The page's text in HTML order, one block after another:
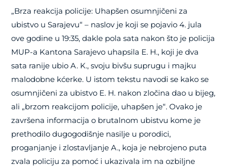
„Brza reakcija policije: Uhapšen osumnjičeni za
ubistvo u Sarajevu“ – naslov je koji se pojavio 4. jula
ove godine u 19:35, dakle pola sata nakon što je policija
MUP-a Kantona Sarajevo uhapsila E. H., koji je dva
sata ranije ubio A. K., svoju bivšu suprugu i majku
malodobne kćerke. U istom tekstu navodi se kako se
osumnjičeni za ubistvo E. H. nakon zločina dao u bijeg,
ali „brzom reakcijom policije, uhapšen je“. Ovako je
završena informacija o brutalnom ubistvu kome je
prethodilo dugogodišnje nasilje u porodici,
proganjanje i zlostavljanje A., koja je nebrojeno puta
zvala policiju za pomoć i ukazivala im na ozbiljne